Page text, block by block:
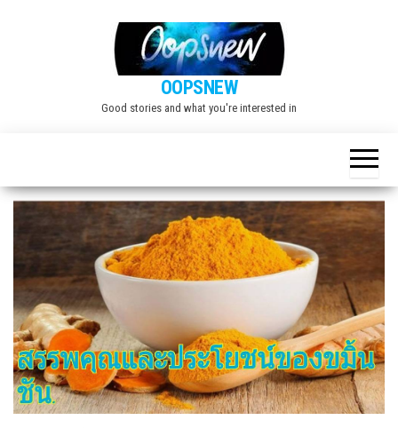
OOPSNEW
Good stories and what you're interested in